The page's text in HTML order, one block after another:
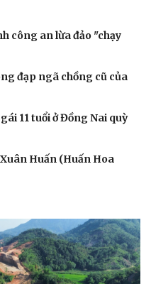
công an lừa đảo "chạy
đạp ngã chồng cũ của
11 tuổi ở Đồng Nai quỳ
Huấn (Huấn Hoa